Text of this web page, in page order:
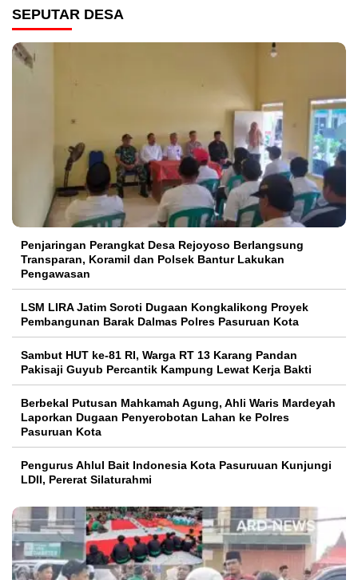
SEPUTAR DESA
Penjaringan Perangkat Desa Rejoyoso Berlangsung
Transparan, Koramil dan Polsek Bantur Lakukan
Pengawasan
LSM LIRA Jatim Soroti Dugaan Kongkalikong Proyek
Pembangunan Barak Dalmas Polres Pasuruan Kota
Sambut HUT ke-81 RI, Warga RT 13 Karang Pandan
Pakisaji Guyub Percantik Kampung Lewat Kerja Bakti
Berbekal Putusan Mahkamah Agung, Ahli Waris Mardeyah
Laporkan Dugaan Penyerobotan Lahan ke Polres
Pasuruan Kota
Pengurus Ahlul Bait Indonesia Kota Pasuruuan Kunjungi
LDII, Pererat Silaturahmi